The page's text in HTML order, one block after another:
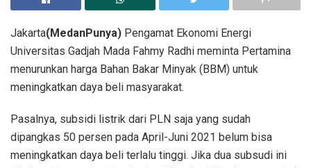
Jakarta(MedanPunya) Pengamat Ekonomi Energi
Universitas Gadjah Mada Fahmy Radhi meminta Pertamina
menurunkan harga Bahan Bakar Minyak (BBM) untuk
meningkatkan daya beli masyarakat.
Pasalnya, subsidi listrik dari PLN saja yang sudah
dipangkas 50 persen pada April-Juni 2021 belum bisa
meningkatkan daya beli terlalu tinggi. Jika dua subsudi ini